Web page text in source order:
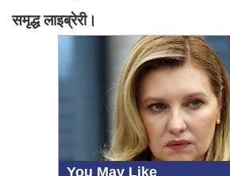
समृद्ध लाइब्रेरी।